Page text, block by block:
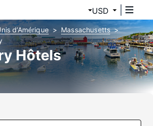
USD
d’Amérique
Massachusetts
Hôtels